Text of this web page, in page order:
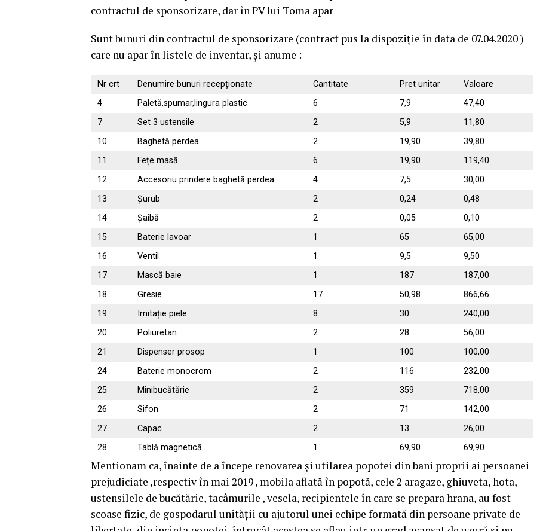
contractul de sponsorizare, dar în PV lui Toma apar
Sunt bunuri din contractul de sponsorizare (contract pus la dispoziție în data de 07.04.2020 )
care nu apar în listele de inventar, și anume :
Nr crt Denumire bunuri recepționate Cantitate Pret unitar
Valoare
4
Paletă,spumar,lingura plastic 6 7,9
47,40
7
Set 3 ustensile 2 5,9
11,80
10
Baghetă perdea 2 19,90
39,80
11
Fețe masă 6 19,90
119,40
12
Accesoriu prindere baghetă perdea 4 7,5
30,00
13
Șurub 2 0,24
0,48
14
Șaibă 2 0,05
0,10
15
Baterie lavoar 1 65
65,00
16
Ventil 1 9,5
9,50
17
Mască baie 1 187
187,00
18
Gresie 17 50,98
866,66
19
Imitație piele 8 30
240,00
20
Poliuretan 2 28
56,00
21
Dispenser prosop 1 100
100,00
24
Baterie monocrom 2 116
232,00
25
Minibucătărie 2 359
718,00
26
Sifon 2 71
142,00
27
Capac 2 13
26,00
28
Tablă magnetică 1 69,90 69,90
Mentionam ca, înainte de a începe renovarea și utilarea popotei din bani proprii ai persoanei
prejudiciate ,respectiv în mai 2019 , mobila aflată în popotă, cele 2 aragaze, ghiuveta, hota,
ustensilele de bucătărie, tacâmurile , vesela, recipientele în care se prepara hrana, au fost
scoase fizic, de gospodarul unității cu ajutorul unei echipe formată din persoane private de